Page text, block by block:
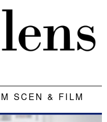
SCEN & FILM